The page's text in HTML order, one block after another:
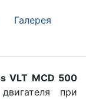
Галерея
VLT MCD 500
при